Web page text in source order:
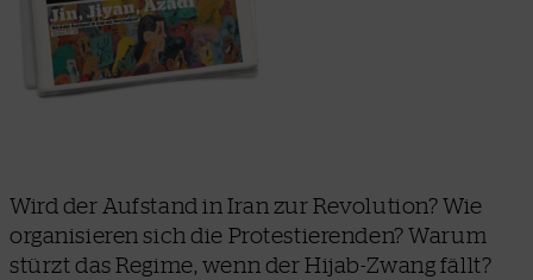
Wird der Aufstand in Iran zur Revolution? Wie
organisieren sich die Protestierenden? Warum
stürzt das Regime, wenn der Hijab-Zwang fällt?